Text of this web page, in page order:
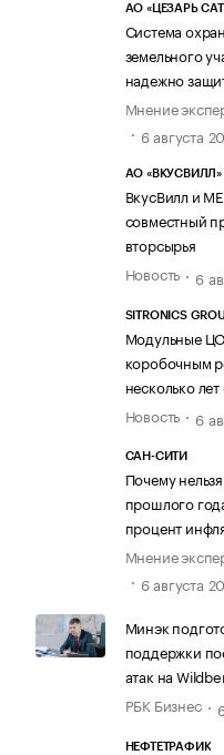
АО «ЦЕЗАРЬ
Система
земельного
надежно
Мнение
6 августа
АО «ВКУСВИЛЛ»
ВкусВилл и
совместный
вторсырья
Новость
6
SITRONICS
Модульные
коробочным
несколько
Новость
6
САН-СИТИ
Почему
прошлого
процент
Мнение
6 августа
Минэк
поддержки
атак на
РБК Бизнес
НЕФТЕТРАФИК